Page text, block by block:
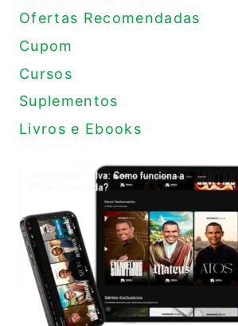
Ofertas Recomendadas
Cupom
Cursos
Suplementos
Livros e Ebooks